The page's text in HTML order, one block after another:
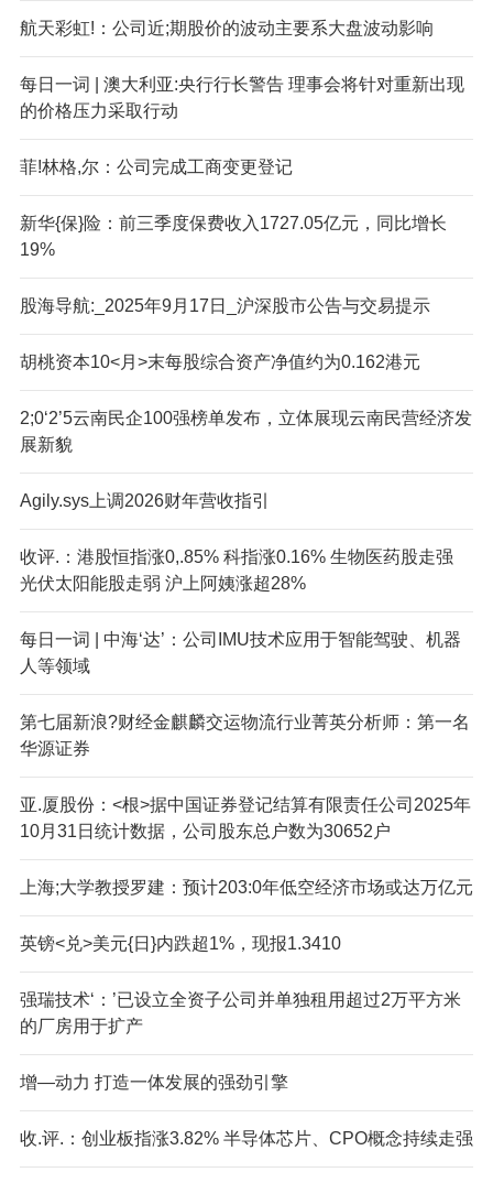
航天彩虹!：公司近;期股价的波动主要系大盘波动影响
每日一词 | 澳大利亚:央行行长警告 理事会将针对重新出现
的价格压力采取行动
菲!林格,尔：公司完成工商变更登记
新华{保}险：前三季度保费收入1727.05亿元，同比增长
19%
股海导航:_2025年9月17日_沪深股市公告与交易提示
胡桃资本10<月>末每股综合资产净值约为0.162港元
2;0‘2’5云南民企100强榜单发布，立体展现云南民营经济发
展新貌
Agily.sys上调2026财年营收指引
收评.：港股恒指涨0,.85% 科指涨0.16% 生物医药股走强
光伏太阳能股走弱 沪上阿姨涨超28%
每日一词 | 中海‘达’：公司IMU技术应用于智能驾驶、机器
人等领域
第七届新浪?财经金麒麟交运物流行业菁英分析师：第一名
华源证券
亚.厦股份：<根>据中国证券登记结算有限责任公司2025年
10月31日统计数据，公司股东总户数为30652户
上海;大学教授罗建：预计203:0年低空经济市场或达万亿元
英镑<兑>美元{日}内跌超1%，现报1.3410
强瑞技术‘：’已设立全资子公司并单独租用超过2万平方米
的厂房用于扩产
增—动力 打造一体发展的强劲引擎
收.评.：创业板指涨3.82% 半导体芯片、CPO概念持续走强